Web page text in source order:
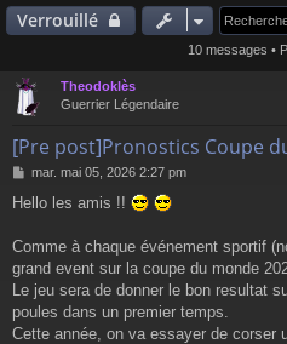
Verrouillé
10 messages •
Theodoklès
Guerrier Légendaire
[Pre post]Pronostics Coupe
M
s
a
mar. mai 05, 2026 2:27 pm
Hello les amis !!
Comme à chaque événement sportif
grand event sur la coupe du monde
Le jeu sera de donner le bon resultat
poules dans un premier temps.
Cette année, on va essayer de corser